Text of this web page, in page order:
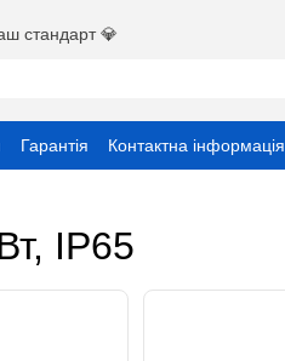
стандарт 💎
Гарантія Контактна інформація
IP65